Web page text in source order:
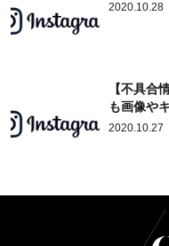
2020.10.28
【不具合
も画像や
2020.10.27